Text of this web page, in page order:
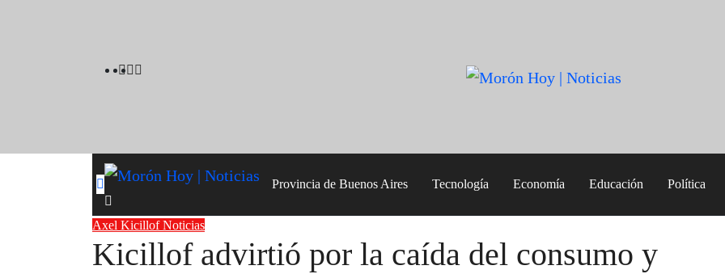
Provincia de Buenos Aires Tecnología Economía Educación Política
Axel KicillofNoticias
Kicillof advirtió por la caída del consumo y